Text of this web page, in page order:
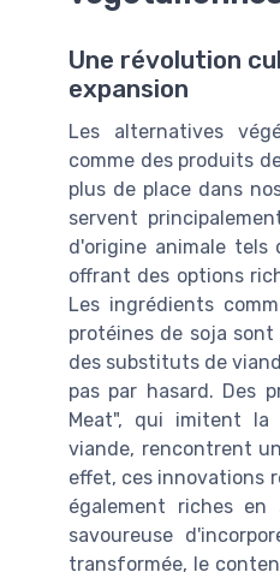
Une révolution
expansion
Les alternatives
comme des produits
plus de place dans
servent
d'origine animale
offrant des options
Les ingrédients
protéines de soja
des substituts de
pas par hasard. Des
Meat", qui imitent
viande, rencontrent
effet, ces innovations
également riches
savoureuse
transformée, le